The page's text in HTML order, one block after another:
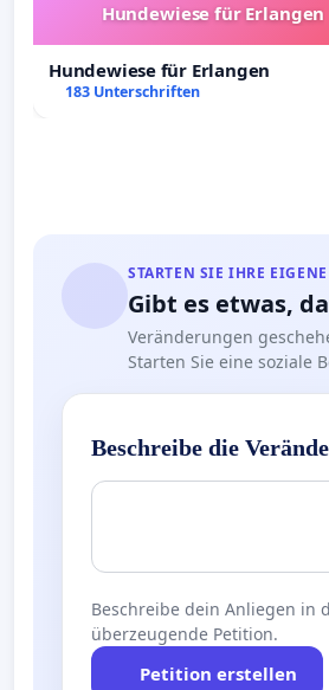
Hundewiese für Erlangen
Hundewiese für Erlangen
183 Unterschriften
STARTEN SIE IHRE
Gibt es etwas,
Veränderungen
Starten Sie eine soziale
Beschreibe die
Beschreibe dein Anliegen in
überzeugende Petition.
Petition erstellen